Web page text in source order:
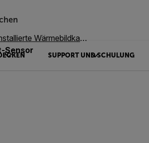
SUPPORT UND SCHULUNG
Wärmebildkameras
Sensor